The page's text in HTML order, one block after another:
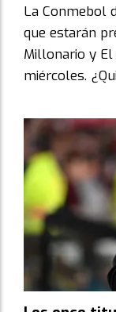
La Conmebol
que estarán
Millonario y
miércoles.